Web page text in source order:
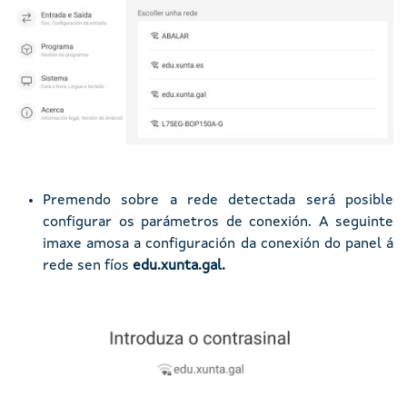
Premendo sobre a rede detectada será posible
configurar os parámetros de conexión. A seguinte
imaxe amosa a configuración da conexión do panel á
rede sen fíos edu.xunta.gal.